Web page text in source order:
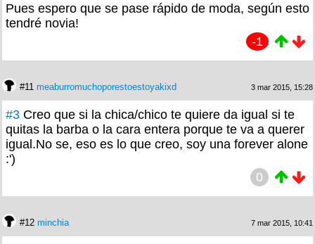
Pues espero que se pase rápido de moda, según esto
tendré novia!
-1
#11 meaburromuchoporestoestoyakixd 3 mar 2015, 15:28
#3 Creo que si la chica/chico te quiere da igual si te
quitas la barba o la cara entera porque te va a querer
igual.No se, eso es lo que creo, soy una forever alone
:')
0
#12 minchia 7 mar 2015, 10:41